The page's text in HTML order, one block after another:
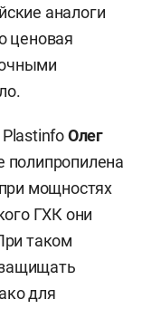
аналоги
ценовая
PlastinfoОлег
полипропилена
мощностях
ГХК они
таком
для